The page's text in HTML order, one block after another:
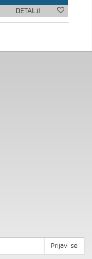
DETALJI
Prijavi se